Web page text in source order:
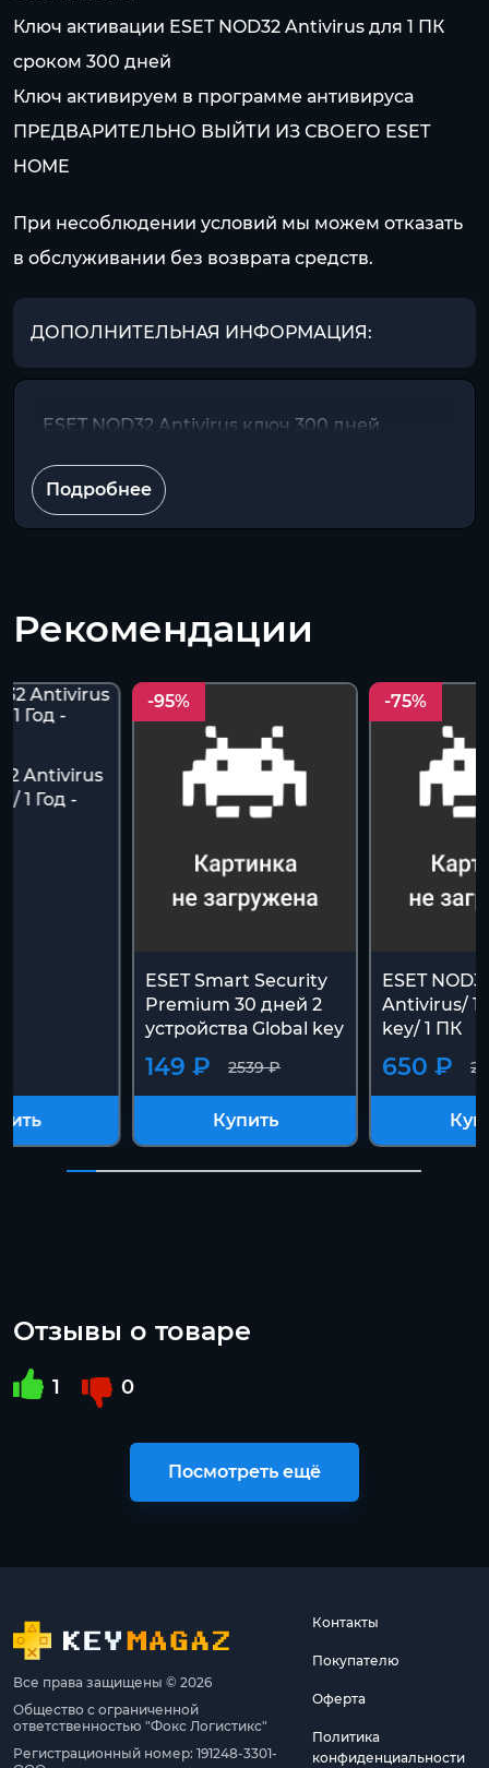
Ключ активации ESET NOD32 Antivirus для 1 ПК
сроком 300 дней
Ключ активируем в программе антивируса
ПРЕДВАРИТЕЛЬНО ВЫЙТИ ИЗ СВОЕГО ESET
HOME
При несоблюдении условий мы можем отказать
в обслуживании без возврата средств.
ДОПОЛНИТЕЛЬНАЯ ИНФОРМАЦИЯ:
ESET NOD32 Antivirus ключ 300 дней
Подробнее
Рекомендации
Antivirus
/ 1 Год -
-95%
ESET Smart Security
Premium 30 дней 2
устройства Global key
2539 ₽
149 ₽
Купить
-75%
ESET
Antivirus/ 1
key/ 1 ПК
650 ₽
Отзывы о товаре
1 0
Посмотреть ещё
Все права защищены © 2026
Общество с ограниченной
ответственностью "Фокс Логистикс"
Регистрационный номер: 191248-3301-
Контакты
Покупателю
Оферта
Политика
конфиденциальности